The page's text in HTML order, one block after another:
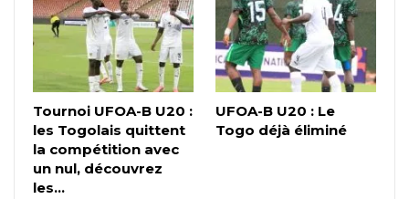
Tournoi UFOA-B U20 :
les Togolais quittent
la compétition avec
un nul, découvrez
les…
UFOA-B U20 : Le
Togo déjà éliminé